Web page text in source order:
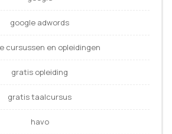
google adwords
cursussen en opleidingen
gratis opleiding
gratis taalcursus
havo